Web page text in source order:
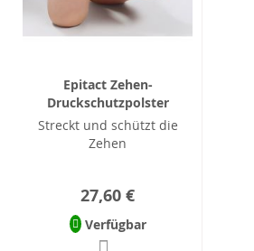
Epitact Zehen-
Druckschutzpolster
Streckt und schützt die
Zehen
27,60 €
Verfügbar